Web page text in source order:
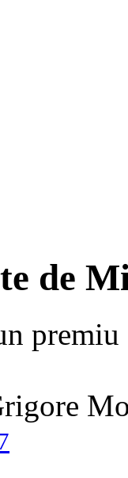
de
premiu